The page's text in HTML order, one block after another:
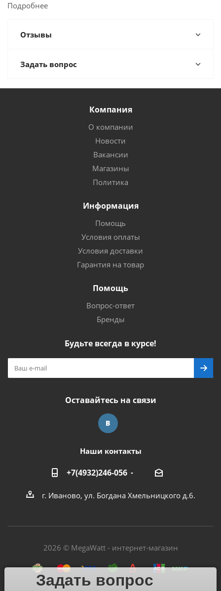
Подробнее
Отзывы
Задать вопрос
Компания
О компании
Новости
Вакансии
Магазины
Политика
Информация
Помощь
Условия оплаты
Условия доставки
Гарантия на товар
Помощь
Вопрос-ответ
Бренды
Будьте всегда в курсе!
Оставайтесь на связи
Наши контакты
+7(4932)246-056
г. Иваново, ул. Богдана Хмельницкого д.6.
2026 © MegaWatt - интернет-магазин
Задать вопрос